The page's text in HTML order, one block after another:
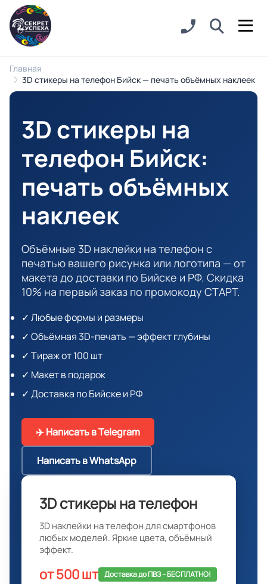
Главная
3D стикеры на телефон Бийск — печать объёмных наклеек
3D стикеры на
телефон Бийск:
печать объёмных
наклеек
Объёмные 3D наклейки на телефон с
печатью вашего рисунка или логотипа — от
макета до доставки по Бийске и РФ. Скидка
10% на первый заказ по промокоду СТАРТ.
✓ Любые формы и размеры
✓ Объёмная 3D-печать — эффект глубины
✓ Тираж от 100 шт
✓ Макет в подарок
✓ Доставка по Бийске и РФ
✈️ Написать в Telegram
Написать в WhatsApp
3D стикеры на телефон
3D наклейки на телефон для смартфонов
любых моделей. Яркие цвета, объёмный
эффект.
от 500 шт Доставка до ПВЗ -- БЕСПЛАТНО!